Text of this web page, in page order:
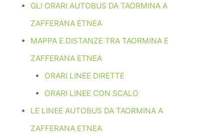
GLI ORARI AUTOBUS DA TAORMINA A
ZAFFERANA ETNEA
MAPPA E DISTANZE TRA TAORMINA E
ZAFFERANA ETNEA
ORARI LINEE DIRETTE
ORARI LINEE CON SCALO
LE LINEE AUTOBUS DA TAORMINA A
ZAFFERANA ETNEA